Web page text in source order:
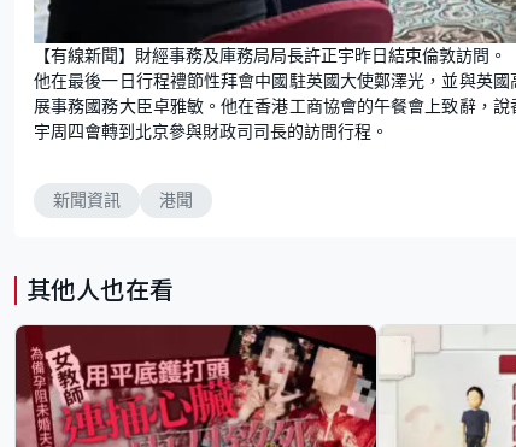
【有線新聞】財經事務及庫務局局長許正宇昨日結束倫敦訪問。
他在最後一日行程禮節性拜會中國駐英國大使鄭澤光，並與英
展事務國務大臣卓雅敏。他在香港工商協會的午餐會上致辭，
宇周四會轉到北京參與財政司司長的訪問行程。
新聞資訊 港聞
其他人也在看